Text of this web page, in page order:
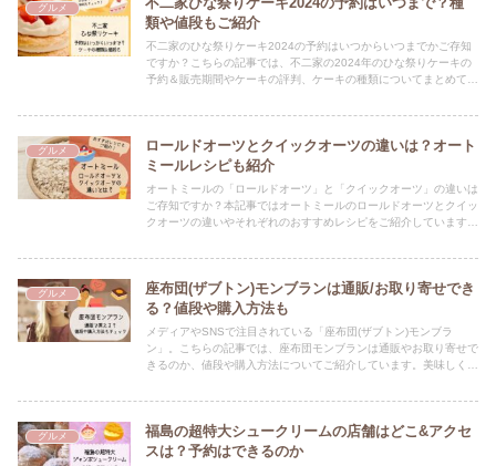
グルメ
類や値段もご紹介
不二家のひな祭りケーキ2024の予約はいつからいつまでかご存知
ですか？こちらの記事では、不二家の2024年のひな祭りケーキの
予約＆販売期間やケーキの評判、ケーキの種類についてまとめてい
グルメ
ロールドオーツとクイックオーツの違いは？オート
ミールレシピも紹介
オートミールの「ロールドオーツ」と「クイックオーツ」の違いは
ご存知ですか？本記事ではオートミールのロールドオーツとクイッ
クオーツの違いやそれぞれのおすすめレシピをご紹介しています！
グルメ
座布団(ザブトン)モンブランは通販/お取り寄せでき
る？値段や購入方法も
メディアやSNSで注目されている「座布団(ザブトン)モンブラ
ン」。こちらの記事では、座布団モンブランは通販やお取り寄せで
きるのか、値段や購入方法についてご紹介しています。美味しくて
グルメ
福島の超特大シュークリームの店舗はどこ&アクセ
スは？予約はできるのか